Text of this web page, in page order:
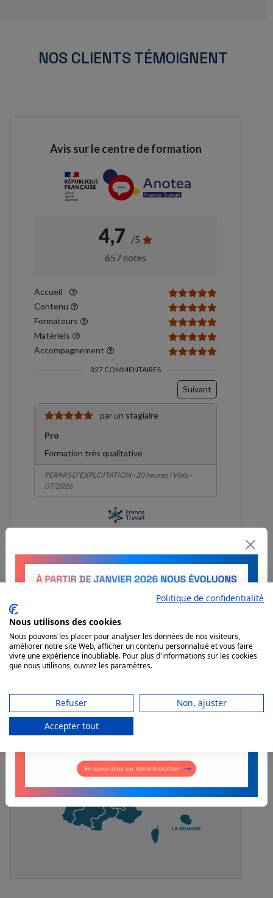
NOS CLIENTS TÉMOIGNENT
AKTIVEO FORMATION
PARTOUT EN FRANCE
Découvrez les formations prévues
autour de chez vous !
Politique de confidentialité
Nous utilisons des cookies
Nous pouvons les placer pour analyser les données de nos visiteurs,
améliorer notre site Web, afficher un contenu personnalisé et vous faire
vivre une expérience inoubliable. Pour plus d'informations sur les cookies
que nous utilisons, ouvrez les paramètres.
Refuser
Non, ajuster
Accepter tout